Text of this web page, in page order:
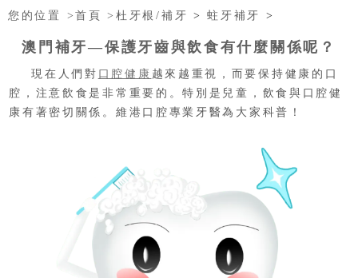
您的位置 >首頁 >杜牙根/補牙 >蛀牙補牙 >
澳門補牙—保護牙齒與飲食有什麼關係呢？
現在人們對 口腔健康 越來越重視，而要保持健康的口
腔，注意飲食是非常重要的。特別是兒童，飲食與口腔健
康有著密切關係。維港口腔專業牙醫為大家科普！